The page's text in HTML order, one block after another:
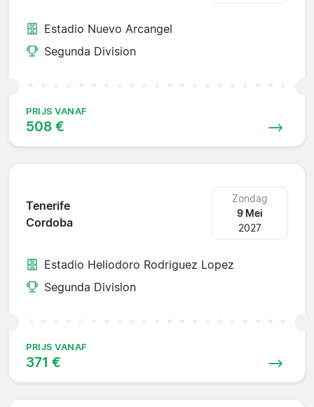
Estadio Nuevo Arcangel
Segunda Division
PRIJS VANAF
508 €
Tenerife
Cordoba
Zondag
9 Mei
2027
Estadio Heliodoro Rodriguez Lopez
Segunda Division
PRIJS VANAF
371 €